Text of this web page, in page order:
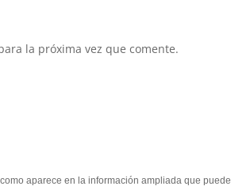
la próxima vez que comente.
aparece en la información ampliada que puede